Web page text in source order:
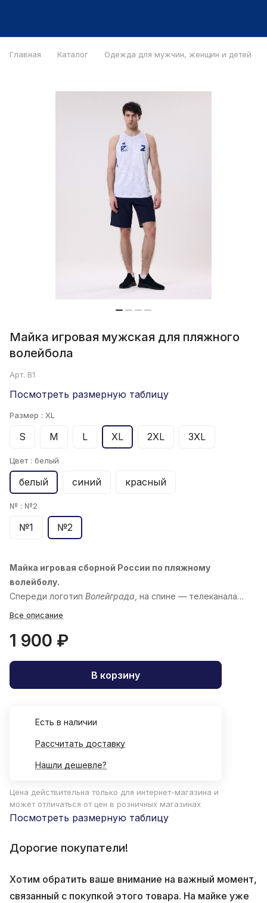
Главная Каталог Одежда для мужчин, женщин и детей
Майка игровая мужская для пляжного
волейбола
Арт. B1
Посмотреть размерную таблицу
Размер : XL
S M L XL 2XL 3XL
Цвет : белый
белый синий красный
№ : №2
№1 №2
Майка игровая сборной России по пляжному
волейболу.
Спереди логотип Волейграда, на спине — телеканала
«
Все описание
1 900 ₽
В корзину
Есть в наличии
Рассчитать доставку
Нашли дешевле?
Цена действительна только для интернет-магазина и
может отличаться от цен в розничных магазинах
Посмотреть размерную таблицу
Дорогие покупатели!
Хотим обратить ваше внимание на важный момент,
связанный с покупкой этого товара. На майке уже